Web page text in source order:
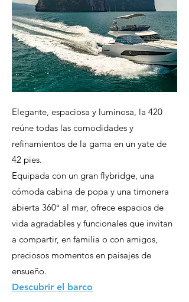
Elegante, espaciosa y luminosa, la 420
reúne todas las comodidades y
refinamientos de la gama en un yate de
42 pies.
Equipada con un gran flybridge, una
cómoda cabina de popa y una timonera
abierta 360° al mar, ofrece espacios de
vida agradables y funcionales que invitan
a compartir, en familia o con amigos,
preciosos momentos en paisajes de
ensueño.
Descubrir el barco